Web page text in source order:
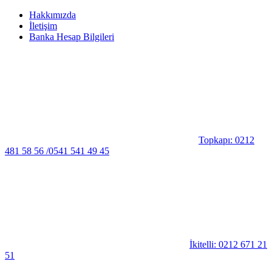
Hakkımızda
İletişim
Banka Hesap Bilgileri
Topkapı: 0212
481 58 56 /0541 541 49 45
İkitelli: 0212 671 21
51